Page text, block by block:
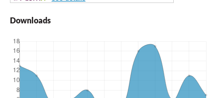
Downloads